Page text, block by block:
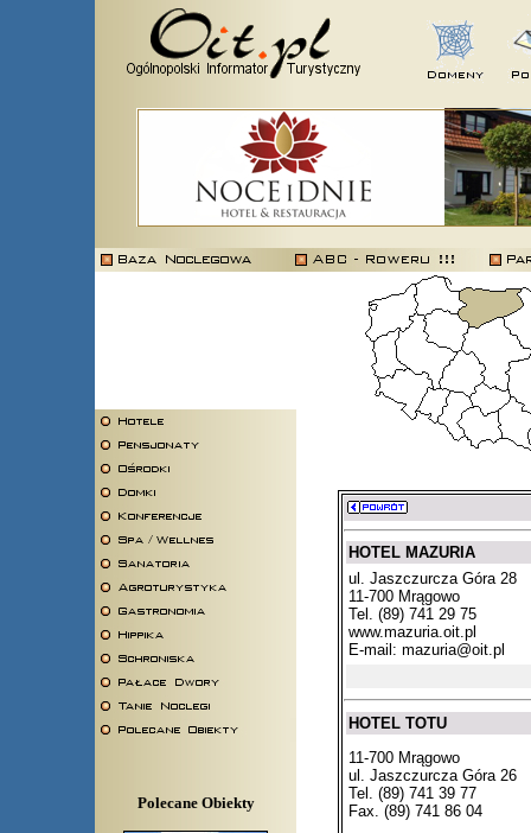
Polecane Obiekty
HOTEL MAZURIA
ul. Jaszczurcza Góra 28
11-700 Mrągowo
Tel. (89) 741 29 75
www.mazuria.oit.pl
E-mail: mazuria@oit.pl
HOTEL TOTU
11-700 Mrągowo
ul. Jaszczurcza Góra 26
Tel. (89) 741 39 77
Fax. (89) 741 86 04